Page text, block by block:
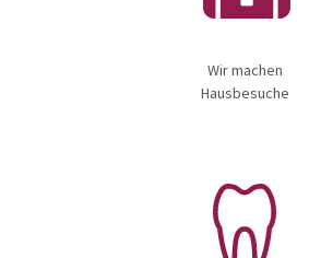
Wir machen
Hausbesuche